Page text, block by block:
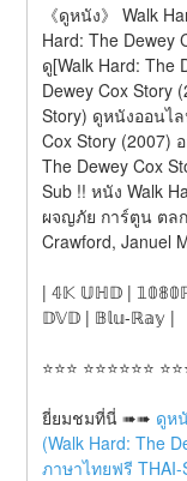
《ดูหนัง》 Walk
Hard: The Dewey
ดู[Walk Hard: The
Dewey Cox Story
Story) ดูหนังออนไ
Cox Story (2007)
The Dewey Cox
Sub !! หนัง Walk
ผจญภัย การ์ตูน ตล
Crawford, Januel
| 𝟜𝕂 𝕌ℍ𝔻 |
𝔻𝕍𝔻 | 𝔹𝕝𝕦-ℝ𝕒𝕪 |
⭐⭐⭐ ⭐⭐⭐⭐⭐⭐
ยี่ยมชมที่นี่ ➠➠ ดูห
(Walk Hard: The
ภาษาไทยฟรี THAI-